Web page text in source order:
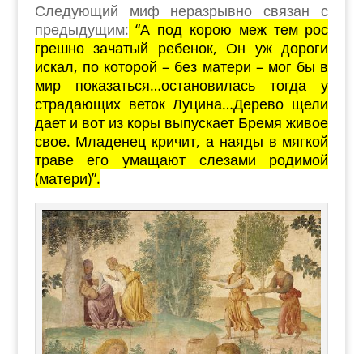
Следующий миф неразрывно связан с
предыдущим: “А под корою меж тем рос
грешно зачатый ребенок, Он уж дороги
искал, по которой – без матери – мог бы в
мир показаться…остановилась тогда у
страдающих веток Луцина…Дерево щели
дает и вот из коры выпускает Бремя живое
свое. Младенец кричит, а наяды в мягкой
траве его умащают слезами родимой
(матери)”.